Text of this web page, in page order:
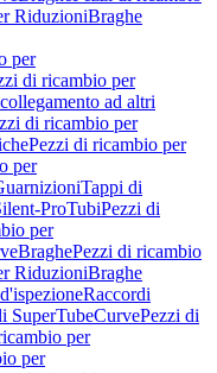
RiduzioniBraghe
per
di ricambio per
ad altri
di ricambio per
Pezzi di ricambio per
per
Tappi di
ProTubiPezzi di
per
BraghePezzi di ricambio
RiduzioniBraghe
Raccordi
SuperTubeCurvePezzi di
per
per